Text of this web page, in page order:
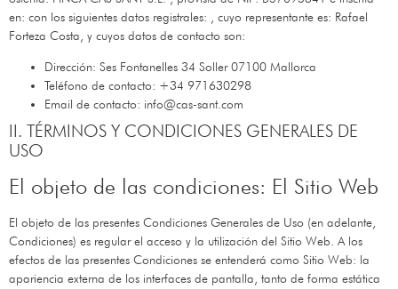
en: con los siguientes datos registrales: , cuyo representante es: Rafael
Forteza Costa , y cuyos datos de contacto son:
Dirección: Ses Fontanelles 34 Soller 07100 Mallorca
Teléfono de contacto: +34 971630298
Email de contacto: info@cas-sant.com
II. TÉRMINOS Y CONDICIONES GENERALES DE
USO
El objeto de las condiciones: El Sitio Web
El objeto de las presentes Condiciones Generales de Uso (en adelante,
Condiciones) es regular el acceso y la utilización del Sitio Web. A los
efectos de las presentes Condiciones se entenderá como Sitio Web: la
apariencia externa de los interfaces de pantalla, tanto de forma estática